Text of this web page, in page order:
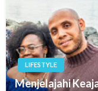
LIFESTYLE
Menjelajahi